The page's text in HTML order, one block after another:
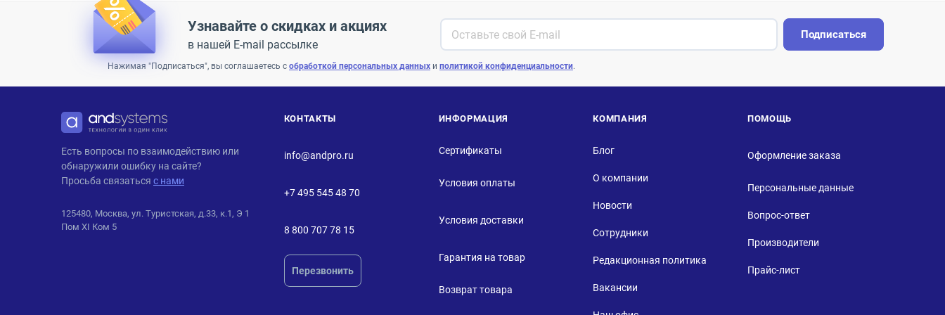
Узнавайте о скидках и акциях
в нашей E-mail рассылке
Подписаться
Нажимая "Подписаться", вы соглашаетесь с обработкой персональных данных и политикой конфиденциальности.
ANDPRO
Есть вопросы по взаимодействию или
обнаружили ошибку на сайте?
Просьба связаться с нами
125480, Москва, ул. Туристская, д.33, к.1, Э 1
Пом XI Ком 5
КОНТАКТЫ
info@andpro.ru
+7 495 545 48 70
8 800 707 78 15
Перезвонить
ИНФОРМАЦИЯ
Сертификаты
Условия оплаты
Условия доставки
Гарантия на товар
Возврат товара
КОМПАНИЯ
Блог
О компании
Новости
Сотрудники
Редакционная политика
Вакансии
ПОМОЩЬ
Оформление заказа
Персональные данные
Вопрос-ответ
Производители
Прайс-лист